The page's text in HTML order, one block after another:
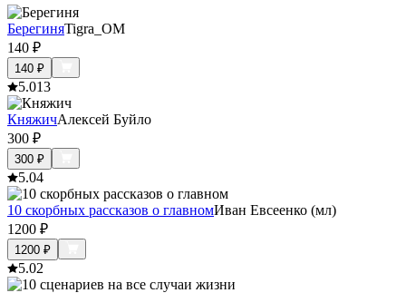
БерегиняTigra_OM
140 ₽
140 ₽
5.013
КняжичАлексей Буйло
300 ₽
300 ₽
5.04
10 скорбных рассказов о главномИван Евсеенко (мл)
1200 ₽
1200 ₽
5.02